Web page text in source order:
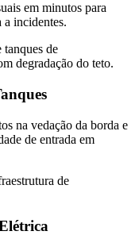
em minutos para
a incidentes.
na vedação da borda e
de entrada em